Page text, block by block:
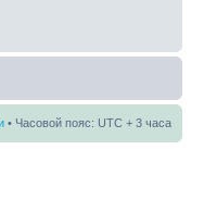
• Часовой пояс: UTC + 3 часа